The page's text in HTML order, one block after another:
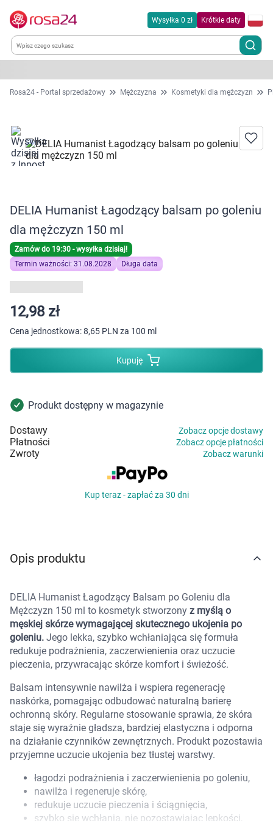
Korzystamy z plików cookies w celu
Wysyłka 0 zł Krótkie daty
Kategorie
Dla zwierząt
Zdrowie
Kobieta w ciąży i mama
Dziecko
Higiena
Kosmetyki
Mężczyzna
Zdrowy styl życia
Zabawki
Marki
Rosa24 - Portal sprzedażowy Mężczyzna Kosmetyki dla mężczyzn
DELIA Humanist Łagodzący balsam po goleniu
dla mężczyzn 150 ml
Zamów do 19:30 - wysyłka dzisiaj!
Termin ważności: 31.08.2028
Długa data
12,98 zł
Cena jednostkowa:8,65 PLN za 100 ml
Kupuję
Produkt dostępny w magazynie
Dostawy Zobacz opcje dostawy
Płatności Zobacz opcje płatności
Zwroty Zobacz warunki
Kup teraz - zapłać za 30 dni
Opis produktu
DELIA Humanist Łagodzący Balsam po Goleniu dla
Mężczyzn 150 ml to kosmetyk stworzony z myślą o
męskiej skórze wymagającej skutecznego ukojenia po
goleniu. Jego lekka, szybko wchłaniająca się formuła
redukuje podrażnienia, zaczerwienienia oraz uczucie
pieczenia, przywracając skórze komfort i świeżość.
Balsam intensywnie nawilża i wspiera regenerację
naskórka, pomagając odbudować naturalną barierę
ochronną skóry. Regularne stosowanie sprawia, że skóra
staje się wyraźnie gładsza, bardziej elastyczna i odporna
na działanie czynników zewnętrznych. Produkt pozostawia
przyjemne uczucie ukojenia bez tłustej warstwy.
łagodzi podrażnienia i zaczerwienienia po goleniu,
nawilża i regeneruje skórę,
redukuje uczucie pieczenia i ściągnięcia,
szybko się wchłania, nie pozostawiając lepkości,